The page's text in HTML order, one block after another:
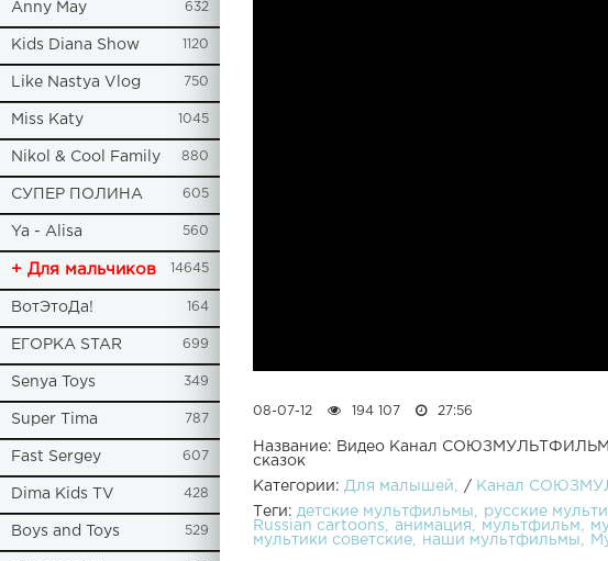
Anny May 632
Kids Diana Show 1120
Like Nastya Vlog 750
Miss Katy 1045
Nikol & Cool Family 880
СУПЕР ПОЛИНА 605
Ya - Alisa 560
+ Для мальчиков 14645
ВотЭтоДа! 164
ЕГОРКА STAR 699
Senya Toys 349
Super Tima 787
Fast Sergey 607
Dima Kids TV 428
Boys and Toys 529
08-07-12 194 107 27:56
Название: Видео Канал
сказок
Категории: Для малышей / Канал
Теги: детские мультфильмы русские
Russian cartoons
анимация мультфильм
мультики советские
наши мультфильмы